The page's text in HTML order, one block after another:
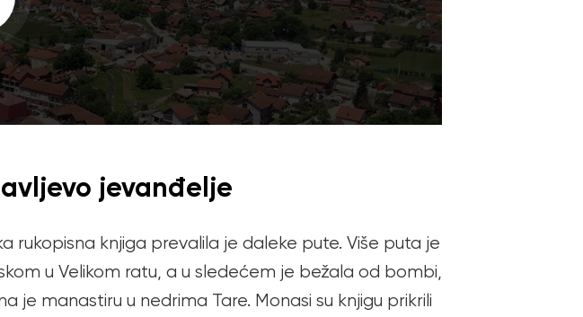
jevanđelje
rukopisna knjiga prevalila je daleke pute. Više puta je
u Velikom ratu, a u sledećem je bežala od bombi,
je manastiru u nedrima Tare. Monasi su knjigu prikrili